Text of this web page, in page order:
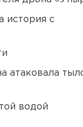
история с
атаковала
водой